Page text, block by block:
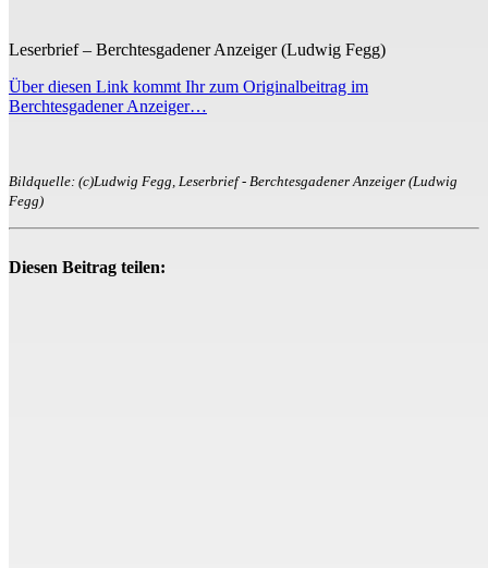
Leserbrief – Berchtesgadener Anzeiger (Ludwig Fegg)
Über diesen Link kommt Ihr zum Originalbeitrag im
Berchtesgadener Anzeiger…
Bildquelle: (c)Ludwig Fegg, Leserbrief - Berchtesgadener Anzeiger (Ludwig
Fegg)
Diesen Beitrag teilen: